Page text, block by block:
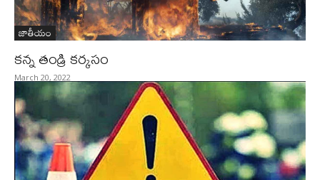
జాతీయం
కన్న తండ్రి కర్కసం
March 20, 2022